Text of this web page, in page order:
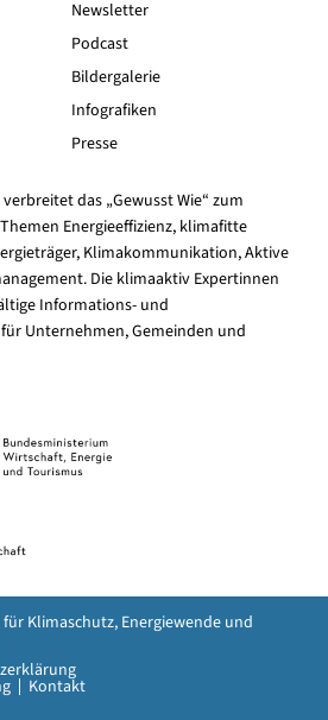
Newsletter
Podcast
Bildergalerie
Infografiken
Presse
das „Gewusst Wie“ zum
Energieeffizienz, klimafitte
Klimakommunikation, Aktive
Die klimaaktiv Expertinnen
Informations- und
Unternehmen, Gemeinden und
Kontakt
Klimaschutz, Energiewende und